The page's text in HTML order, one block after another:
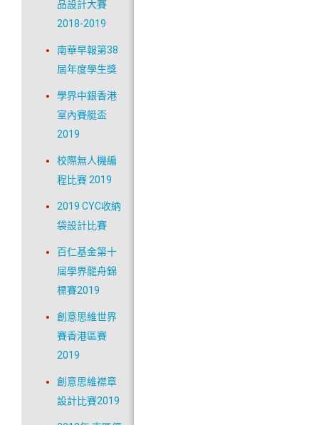
品設計大賽
2018-2019
南華早報第38
屆年度學生獎
學界中銀香港
室內賽艇盃
2019
校際無人機編
程比賽 2019
2019 CYC收納
袋設計比賽
百仁基金第十
屆學界龍舟錦
標賽2019
創意思維世界
賽香港區賽
2019
創意思維襟章
設計比賽2019